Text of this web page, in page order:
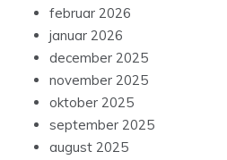
februar 2026
januar 2026
december 2025
november 2025
oktober 2025
september 2025
august 2025